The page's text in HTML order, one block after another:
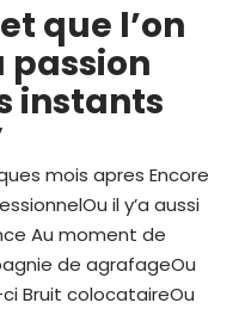
que l’on
instants
mois apres Encore
il y’a aussi
Au moment de
de agrafageOu
Bruit colocataireOu